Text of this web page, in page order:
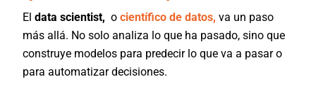
Eldata scientist, ocientífico de datos, va un paso
más allá. No solo analiza lo que ha pasado, sino que
construye modelos para predecir lo que va a pasar o
para automatizar decisiones.